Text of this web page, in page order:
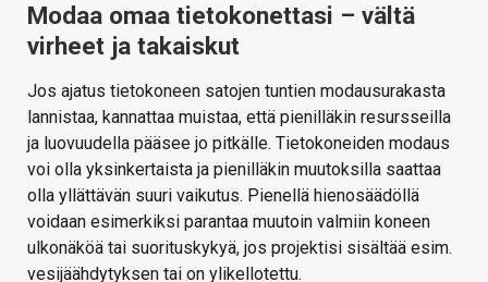
Modaa omaa tietokonettasi – vältä
virheet ja takaiskut
Jos ajatus tietokoneen satojen tuntien modausurakasta
lannistaa, kannattaa muistaa, että pienilläkin resursseilla
ja luovuudella pääsee jo pitkälle. Tietokoneiden modaus
voi olla yksinkertaista ja pienilläkin muutoksilla saattaa
olla yllättävän suuri vaikutus. Pienellä hienosäädöllä
voidaan esimerkiksi parantaa muutoin valmiin koneen
ulkonäköä tai suorituskykyä, jos projektisi sisältää esim.
vesijäähdytyksen tai on ylikellotettu.